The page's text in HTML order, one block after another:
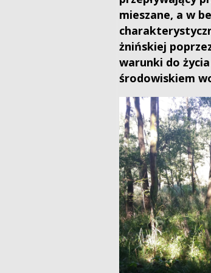
mieszane, a w
żnińskiej
warunki do
środowiskiem